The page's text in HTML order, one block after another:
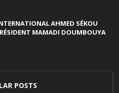
AHMED SÉKOU
MAMADI DOUMBOUYA
POSTS